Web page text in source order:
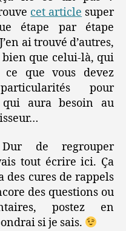
cet article super
étape par étape
ai trouvé d’autres,
bien que celui-là, qui
ce que vous devez
pour
qui aura besoin au
de regrouper
tout écrire ici. Ça
des cures de rappels
des questions ou
postez en
si je sais.